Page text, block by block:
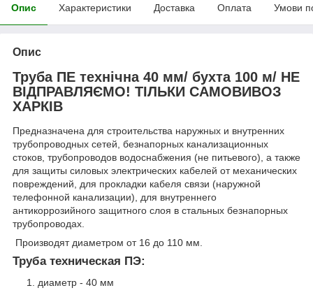
Опис Характеристики Доставка Оплата Умови
Опис
Труба ПЕ технічна 40 мм/ бухта 100 м/ НЕ
ВІДПРАВЛЯЄМО! ТІЛЬКИ САМОВИВОЗ
ХАРКІВ
Предназначена для строительства наружных и внутренних
трубопроводных сетей, безнапорных канализационных
стоков, трубопроводов водоснабжения (не питьевого), а также
для защиты силовых электрических кабелей от механических
повреждений, для прокладки кабеля связи (наружной
телефонной канализации), для внутреннего
антикоррозийного защитного слоя в стальных безнапорных
трубопроводах.
Производят диаметром от 16 до 110 мм.
Труба техническая ПЭ:
диаметр - 40 мм